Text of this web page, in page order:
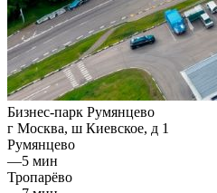
Бизнес-парк Румянцево
г Москва, ш Киевское, д 1
Румянцево
—5 мин
Тропарёво